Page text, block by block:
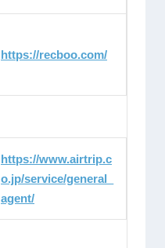
https://recboo.com/
https://www.airtrip.c
o.jp/service/general_
agent/